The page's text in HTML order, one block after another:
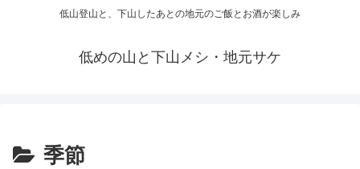
低山登山と、下山したあとの地元のご飯とお酒が楽しみ
低めの山と下山メシ・地元サケ
季節